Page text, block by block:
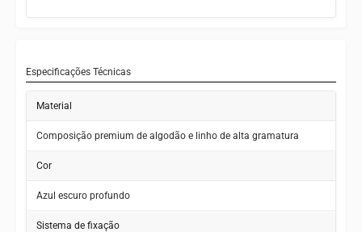
Instalação e remoção em minutos, sem necessidade de
cuidado
Especificações Técnicas
Material
Composição premium de algodão e linho de alta gramatura
Cor
Azul escuro profundo
Sistema de fixação